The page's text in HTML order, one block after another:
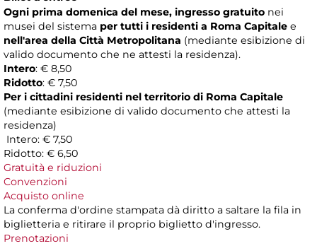
Ogni prima domenica del mese, ingresso gratuito nei
musei del sistema per tutti i residenti a Roma Capitale e
nell'area della Città Metropolitana (mediante esibizione di
valido documento che ne attesti la residenza).
Intero: € 8,50
Ridotto: € 7,50
Per i cittadini residenti nel territorio di Roma Capitale
(mediante esibizione di valido documento che attesti la
residenza)
Intero: € 7,50
Ridotto: € 6,50
Gratuità e riduzioni
Convenzioni
Acquisto online
La conferma d'ordine stampata dà diritto a saltare la fila in
biglietteria e ritirare il proprio biglietto d'ingresso.
Prenotazioni